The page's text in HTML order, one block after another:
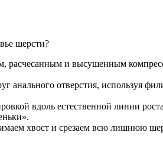
шерсти?
расчесанным и высушенным
анального отверстия, используя
вдоль естественной линии
хвост и срезаем всю лишнюю